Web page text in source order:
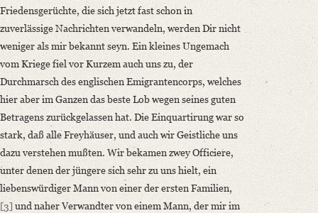
Friedensgerüchte, die sich jetzt fast schon in
zuverlässige Nachrichten verwandeln, werden Dir nicht
weniger als mir bekannt seyn. Ein kleines Ungemach
vom Kriege fiel vor Kurzem auch uns zu, der
Durchmarsch des englischen Emigrantencorps, welches
hier aber im Ganzen das beste Lob wegen seines guten
Betragens zurückgelassen hat. Die Einquartirung war so
stark, daß alle Freyhäuser, und auch wir Geistliche uns
dazu verstehen mußten. Wir bekamen zwey Officiere,
unter denen der jüngere sich sehr zu uns hielt, ein
liebenswürdiger Mann von einer der ersten Familien,
[3] und naher Verwandter von einem Mann, der mir im